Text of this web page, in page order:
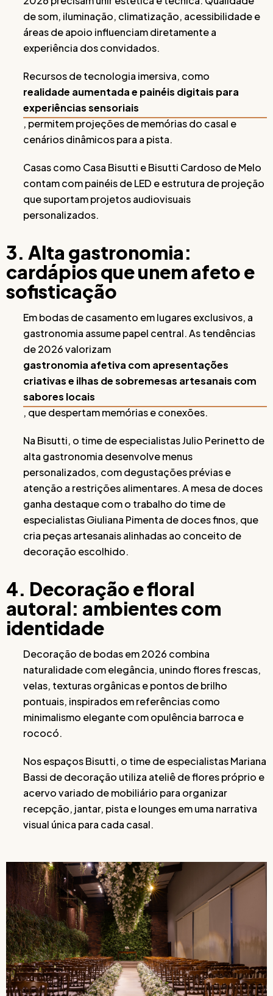
de som, iluminação, climatização, acessibilidade e
áreas de apoio influenciam diretamente a
experiência dos convidados.
Recursos de tecnologia imersiva, como
realidade aumentada e painéis digitais para
experiências sensoriais
, permitem projeções de memórias do casal e
cenários dinâmicos para a pista.
Casas como Casa Bisutti e Bisutti Cardoso de Melo
contam com painéis de LED e estrutura de projeção
que suportam projetos audiovisuais
personalizados.
3. Alta gastronomia:
cardápios que unem afeto e
sofisticação
Em bodas de casamento em lugares exclusivos, a
gastronomia assume papel central. As tendências
de 2026 valorizam
gastronomia afetiva com apresentações
criativas e ilhas de sobremesas artesanais com
sabores locais
, que despertam memórias e conexões.
Na Bisutti, o time de especialistas Julio Perinetto de
alta gastronomia desenvolve menus
personalizados, com degustações prévias e
atenção a restrições alimentares. A mesa de doces
ganha destaque com o trabalho do time de
especialistas Giuliana Pimenta de doces finos, que
cria peças artesanais alinhadas ao conceito de
decoração escolhido.
4. Decoração e floral
autoral: ambientes com
identidade
Decoração de bodas em 2026 combina
naturalidade com elegância, unindo flores frescas,
velas, texturas orgânicas e pontos de brilho
pontuais, inspirados em referências como
minimalismo elegante com opulência barroca e
rococó.
Nos espaços Bisutti, o time de especialistas Mariana
Bassi de decoração utiliza ateliê de flores próprio e
acervo variado de mobiliário para organizar
recepção, jantar, pista e lounges em uma narrativa
visual única para cada casal.